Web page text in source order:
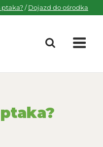
ptaka?/Dojazd do ośrodka